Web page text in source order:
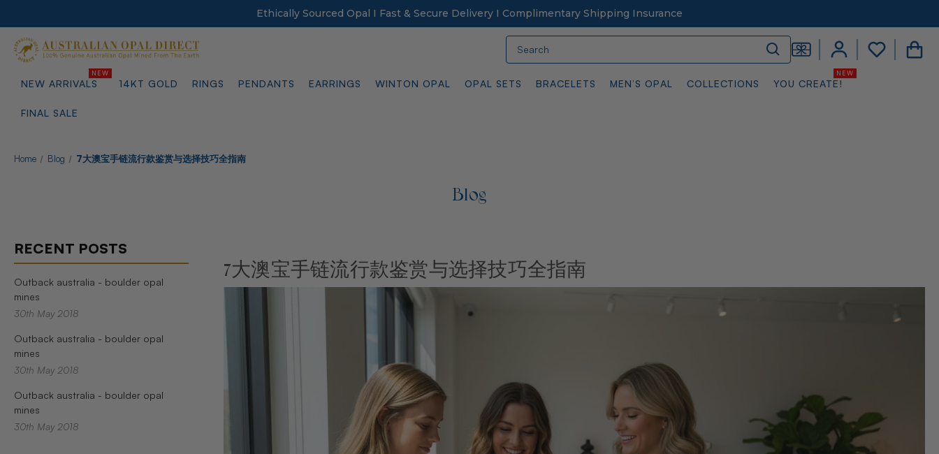
Ethically Sourced Opal I Fast & Secure Delivery I Complimentary Shipping Insurance
NEW ARRIVALS 14KT GOLD RINGS PENDANTS EARRINGS WINTON OPAL OPAL SETS BRACELETS MEN’S OPAL COLLECTIONS YOU CREATE!
FINAL SALE
Home Blog 7大澳宝手链流行款鉴赏与选择技巧全指南
Blog
RECENT POSTS
Outback australia - boulder opal
mines
30th May 2018
Outback australia - boulder opal
mines
30th May 2018
Outback australia - boulder opal
mines
30th May 2018
7大澳宝手链流行款鉴赏与选择技巧全指南